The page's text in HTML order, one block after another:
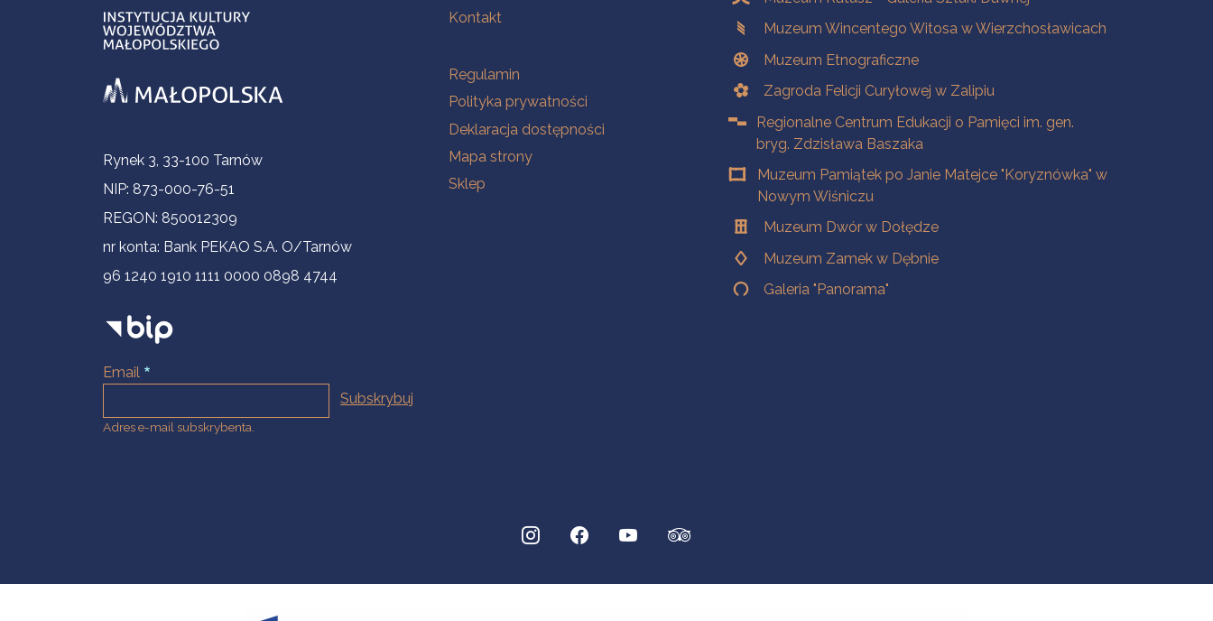
Informacje kontaktowe
Rynek 3, 33-100 Tarnów
NIP: 873-000-76-51
REGON: 850012309
nr konta: Bank PEKAO S.A. O/Tarnów
96 1240 1910 1111 0000 0898 4744
Email
Adres e-mail subskrybenta.
Kontakt
Na skróty
Regulamin
Polityka prywatności
Deklaracja dostępności
Mapa strony
Sklep
Muzeum Wincentego Witosa w Wierzchosławicach
Muzeum Etnograficzne
Zagroda Felicji Curyłowej w Zalipiu
Regionalne Centrum Edukacji o Pamięci im. gen.
bryg. Zdzisława Baszaka
Muzeum Pamiątek po Janie Matejce "Koryznówka" w
Nowym Wiśniczu
Muzeum Dwór w Dołędze
Muzeum Zamek w Dębnie
Galeria "Panorama"